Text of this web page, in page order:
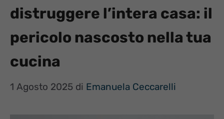
distruggere l’intera casa: il
pericolo nascosto nella tua
cucina
1 Agosto 2025 di Emanuela Ceccarelli